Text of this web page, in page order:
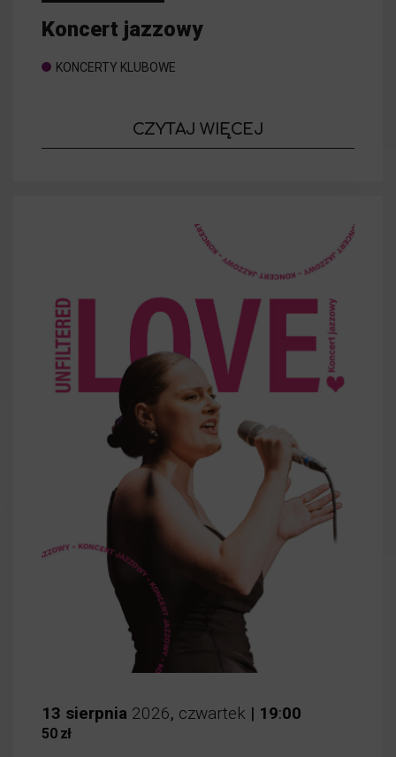
Koncert jazzowy
KONCERTY KLUBOWE
CZYTAJ WIĘCEJ
Koncert
13 sierpnia 2026, czwartek | 19:00
50 zł